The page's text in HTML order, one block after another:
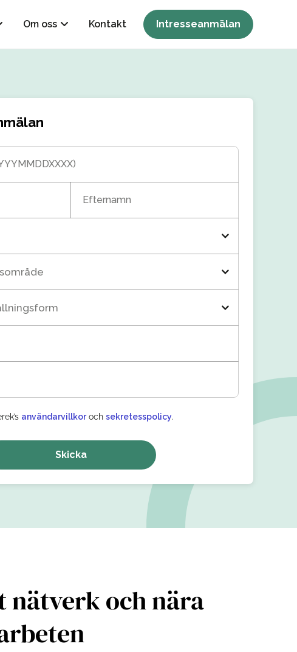
Om oss Kontakt Intresseanmälan
Efternamn
användarvillkoroch sekretesspolicy.
Skicka
nätverk och nära